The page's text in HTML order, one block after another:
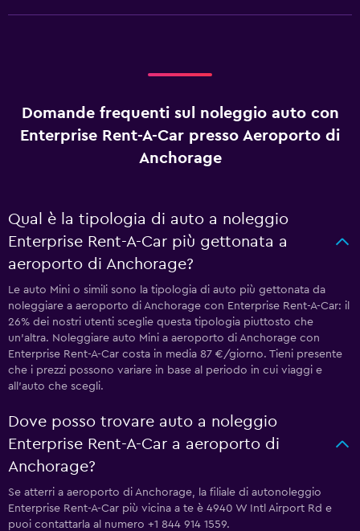
Domande frequenti sul noleggio auto con
Enterprise Rent-A-Car presso Aeroporto di
Anchorage
Qual è la tipologia di auto a noleggio
Enterprise Rent-A-Car più gettonata a
aeroporto di Anchorage?
Le auto Mini o simili sono la tipologia di auto più gettonata da
noleggiare a aeroporto di Anchorage con Enterprise Rent-A-Car: il
26% dei nostri utenti sceglie questa tipologia piuttosto che
un'altra. Noleggiare auto Mini a aeroporto di Anchorage con
Enterprise Rent-A-Car costa in media 87 €/giorno. Tieni presente
che i prezzi possono variare in base al periodo in cui viaggi e
all'auto che scegli.
Dove posso trovare auto a noleggio
Enterprise Rent-A-Car a aeroporto di
Anchorage?
Se atterri a aeroporto di Anchorage, la filiale di autonoleggio
Enterprise Rent-A-Car più vicina a te è 4940 W Intl Airport Rd e
puoi contattarla al numero +1 844 914 1559.